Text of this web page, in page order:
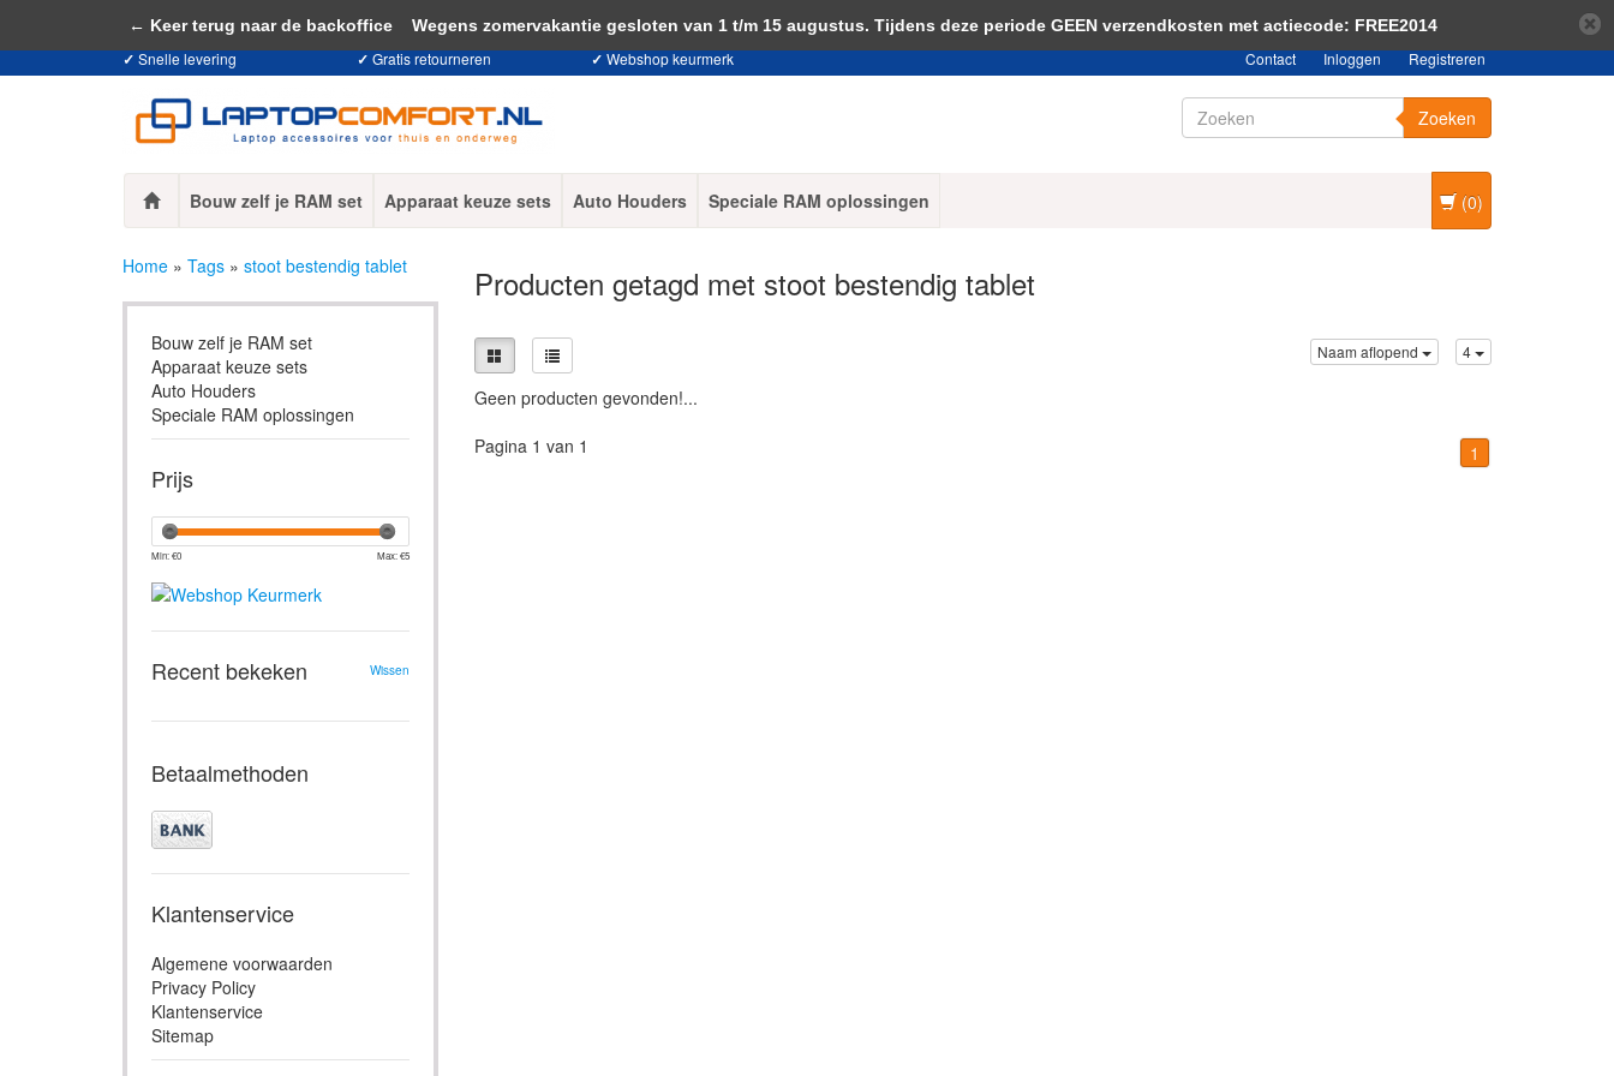
✓ Snelle levering ✓ Gratis retourneren ✓ Webshop keurmerk Contact Inloggen Registreren
Zoeken
Bouw zelf je RAM set Apparaat keuze sets Auto Houders Speciale RAM oplossingen (0)
Home » Tags » stoot bestendig tablet
Bouw zelf je RAM set
Apparaat keuze sets
Auto Houders
Speciale RAM oplossingen
Prijs
Min: €0 Max: €5
Recent bekeken Wissen
Betaalmethoden
Klantenservice
Algemene voorwaarden
Privacy Policy
Klantenservice
Sitemap
Producten getagd met stoot bestendig tablet
Naam aflopend 4
Geen producten gevonden!...
Pagina 1 van 1
1
Door het gebruiken van onze website, ga je akkoord met het gebruik van cookies om onze website te verbeteren. Dit bericht verbergen Meer over cookies »
← Keer terug naar de backoffice Wegens zomervakantie gesloten van 1 t/m 15 augustus. Tijdens deze periode GEEN verzendkosten met actiecode: FREE2014